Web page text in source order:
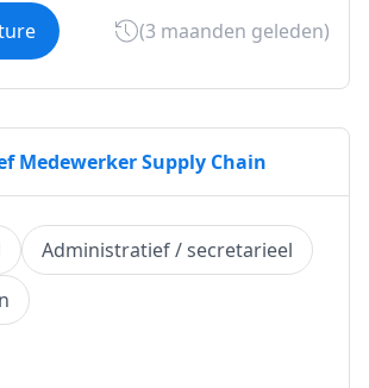
(3 maanden geleden)
Medewerker Supply Chain
Administratief / secretarieel